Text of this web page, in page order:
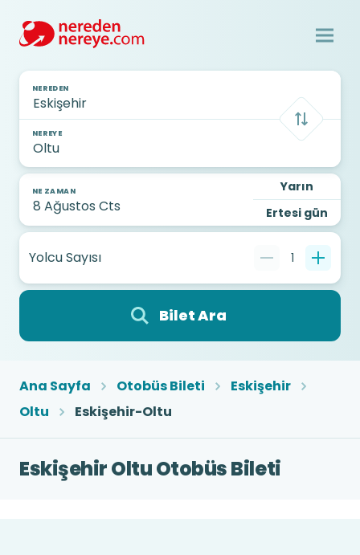
NEREDEN
NEREYE
NE ZAMAN
Yarın
Ertesi gün
Yolcu Sayısı 1
Bilet Ara
Ana Sayfa Otobüs Bileti
Eskişehir
Oltu
Eskişehir-Oltu
Eskişehir Oltu Otobüs Bileti